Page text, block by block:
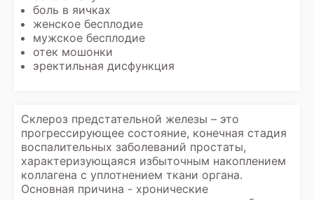
боль в яичках
женское бесплодие
мужское бесплодие
отек мошонки
эректильная дисфункция
Склероз предстательной железы – это
прогрессирующее состояние, конечная стадия
воспалительных заболеваний простаты,
характеризующаяся избыточным накоплением
коллагена с уплотнением ткани органа.
Основная причина - хронические